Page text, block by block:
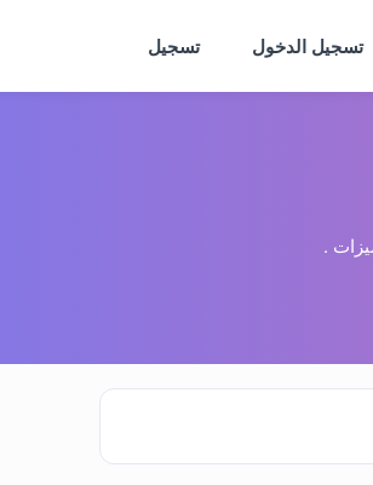
تسجيل الدخول تسجيل
.